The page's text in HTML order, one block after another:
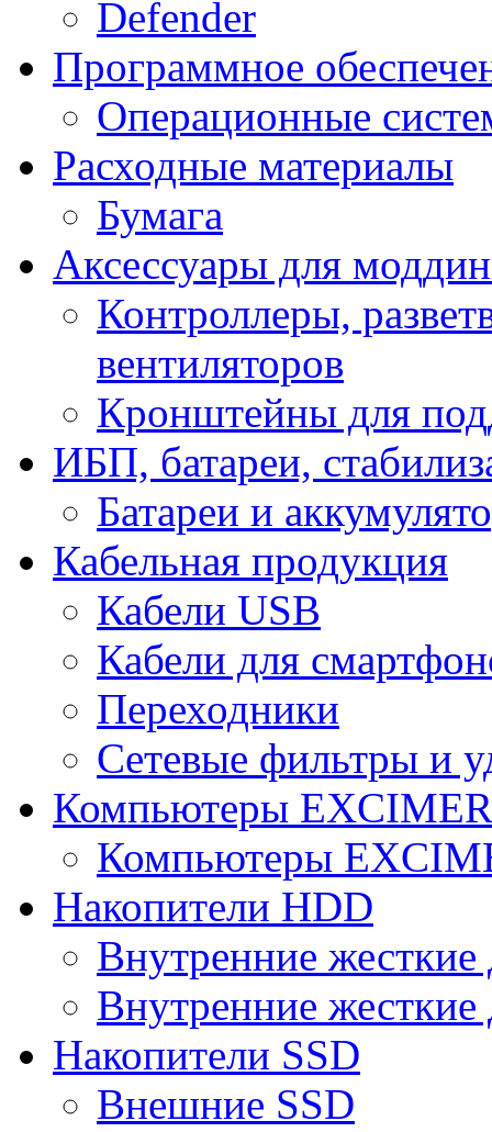
Defender
Программное
Операционные
Расходные материалы
Бумага
Аксессуары для
Контроллеры,
вентиляторов
Кронштейны для
ИБП, батареи,
Батареи и
Кабельная продукция
Кабели USB
Кабели для
Переходники
Сетевые фильтры и
Компьютеры
Компьютеры
Накопители HDD
Внутренние
Внутренние
Накопители SSD
Внешние SSD